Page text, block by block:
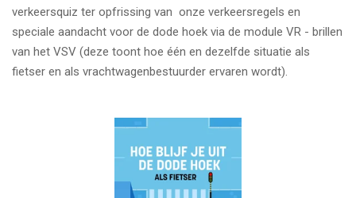
verkeersquiz ter opfrissing van onze verkeersregels en
speciale aandacht voor de dode hoek via de module VR - brillen
van het VSV (deze toont hoe één en dezelfde situatie als
fietser en als vrachtwagenbestuurder ervaren wordt).